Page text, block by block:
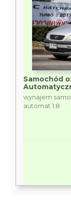
Samochód
wynajem
automat 1.8